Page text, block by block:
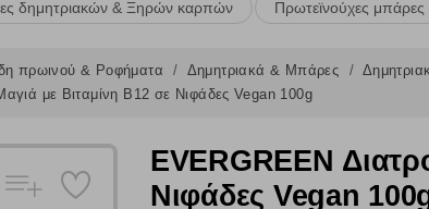
δημητριακών & Ξηρών καρπών Πρωτεϊνούχες μπάρες
πρωινού & Ροφήματα Δημητριακά & Μπάρες
με Βιταμίνη Β12 σε Νιφάδες Vegan 100g
EVERGREEN
Νιφάδες Vegan